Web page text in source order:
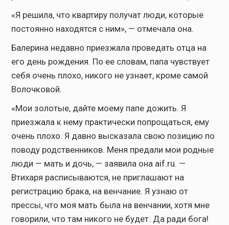
«Я решила, что квартиру получат люди, которые
постоянно находятся с ним», — отмечала она.
Балерина недавно приезжала проведать отца на
его день рождения. По ее словам, папа чувствует
себя очень плохо, никого не узнает, кроме самой
Волочковой.
«Мои золотые, дайте моему папе дожить. Я
приезжала к нему практически попрощаться, ему
очень плохо. Я давно высказала свою позицию по
поводу родственников. Меня предали мои родные
люди — мать и дочь, — заявила она aif.ru. —
Втихаря расписываются, не приглашают на
регистрацию брака, на венчание. Я узнаю от
прессы, что моя мать была на венчании, хотя мне
говорили, что там никого не будет. Да ради бога!